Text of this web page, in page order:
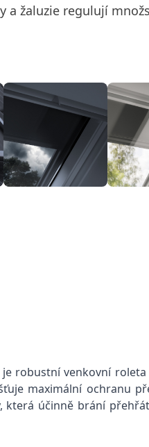
a žaluzie regulují
robustní venkovní roleta
maximální ochranu
která účinně brání